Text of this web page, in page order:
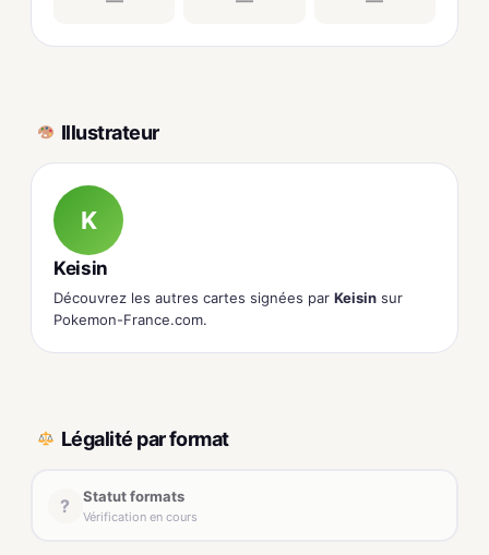
Illustrateur
K
Keisin
Découvrez les autres cartes signées par Keisin sur
Pokemon-France.com.
Légalité par format
? Statut formats
Vérification en cours